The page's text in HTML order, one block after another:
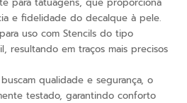
e fidelidade do decalque à pele.
uso com Stencils do tipo
resultando em traços mais precisos
qualidade e segurança, o
testado, garantindo conforto